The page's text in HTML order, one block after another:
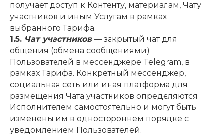
получает доступ к Контенту, материалам, Чату
участников и иным Услугам в рамках
выбранного Тарифа.
1.5. Чат участников— закрытый чат для
общения (обмена сообщениями)
Пользователей в мессенджере Telegram, в
рамках Тарифа. Конкретный мессенджер,
социальная сеть или иная платформа для
размещения Чата участников определяются
Исполнителем самостоятельно и могут быть
изменены им в одностороннем порядке с
уведомлением Пользователей.